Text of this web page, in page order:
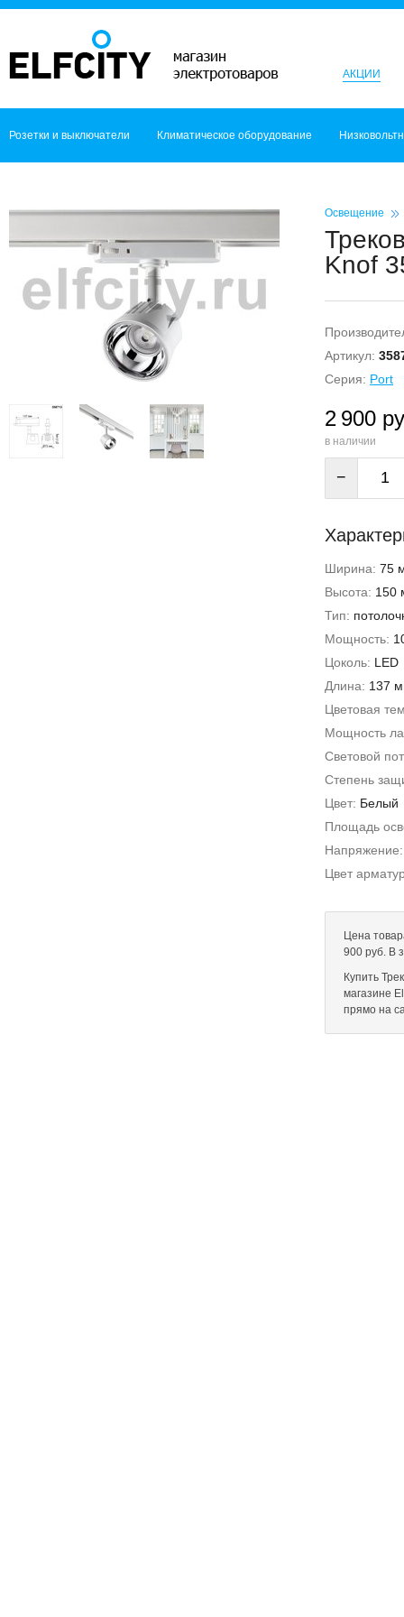
АКЦИИ
Розетки и выключатели Климатическое оборудование
Освещение
Knof
Артикул:
Серия: Port
2 900
в наличии
−
Ширина: 75
Высота: 150
Тип:
Мощность:
Цоколь: LED
Длина: 137
Цветовая
Мощность
Световой
Степень
Цвет: Белый
Площадь
Цвет
Цена
900 руб. В
Купить
магазине
прямо на